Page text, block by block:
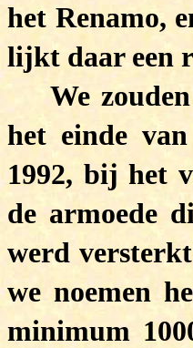
het Renamo,
lijkt daar een
We
het einde
1992, bij het
de armoede
werd
we noemen
minimum